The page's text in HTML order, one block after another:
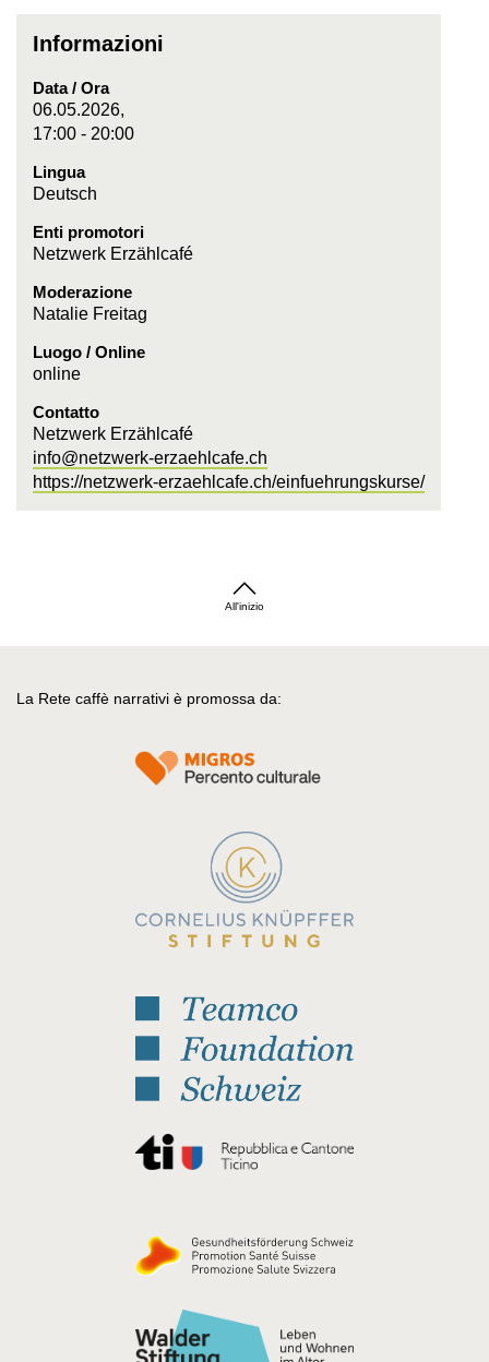
Informazioni
Data / Ora
06.05.2026,
17:00 - 20:00
Lingua
Deutsch
Enti promotori
Netzwerk Erzählcafé
Moderazione
Natalie Freitag
Luogo / Online
online
Contatto
Netzwerk Erzählcafé
info@netzwerk-erzaehlcafe.ch
https://netzwerk-erzaehlcafe.ch/einfuehrungskurse/
All'inizio
La Rete caffè narrativi è promossa da: